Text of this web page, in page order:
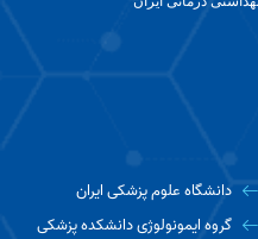
دانشگاه علوم پزشکی ایران
گروه ایمونولوژی دانشکده پزشکی